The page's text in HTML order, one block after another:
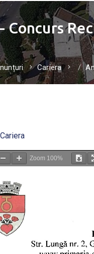
Concurs
Cariera
Cariera
Zoom 100%